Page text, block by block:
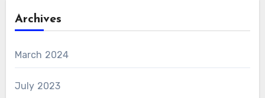
Archives
March 2024
July 2023